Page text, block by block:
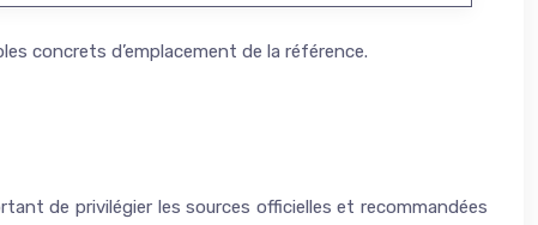
concrets d’emplacement de la référence.
de privilégier les sources officielles et recommandées